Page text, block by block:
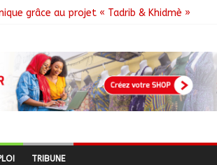
grâce au projet « Tadrib & Khidmè »
de DDR
TRIBUNE